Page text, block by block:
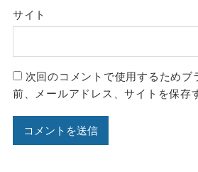
サイト
次回のコメントで使用するためブ
前、メールアドレス、サイトを保存